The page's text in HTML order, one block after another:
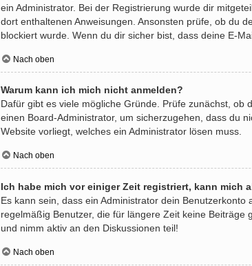
ein Administrator. Bei der Registrierung wurde dir
dort enthaltenen Anweisungen. Ansonsten prüfe, ob du
blockiert wurde. Wenn du dir sicher bist, dass deine E-
Nach oben
Warum kann ich mich nicht anmelden?
Dafür gibt es viele mögliche Gründe. Prüfe zunächst, ob
einen Board-Administrator, um sicherzugehen, dass du
Website vorliegt, welches ein Administrator lösen muss.
Nach oben
Ich habe mich vor einiger Zeit registriert, kann mich
Es kann sein, dass ein Administrator dein
regelmäßig Benutzer, die für längere Zeit keine
und nimm aktiv an den Diskussionen teil!
Nach oben